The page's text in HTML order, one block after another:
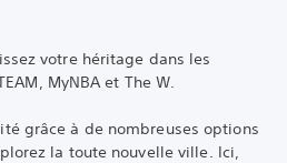
votre héritage dans les
MyNBA et The W.
grâce à de nombreuses options
la toute nouvelle ville. Ici,